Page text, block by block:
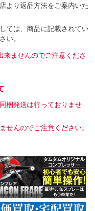
より返品方法をご案内いた
ては、商品に記載されてい
い。
ませんのでご注意くださ
梱発送は行っておりませ
せんのでご注意ください。